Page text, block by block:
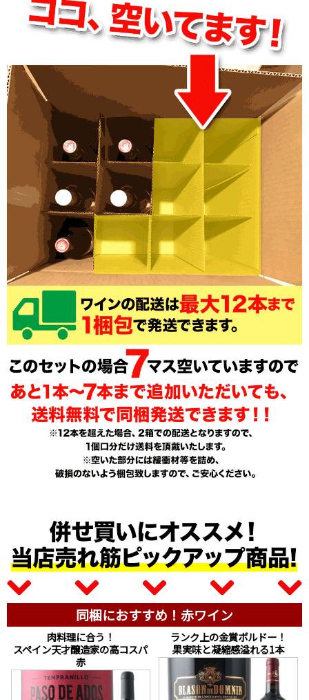
同梱におすすめ！赤ワイン
肉料理に合う！
スペイン天才醸造家の高コスパ
赤
ランク上の金賞ボルドー！
果実味と凝縮感溢れる1本